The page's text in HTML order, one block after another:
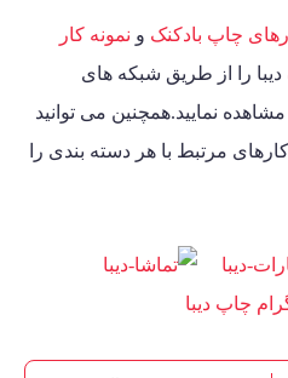
چاپ بادکنک و نمونه کار
دیبا را از طریق شبکه های
نمایید.همچنین می توانید
مرتبط با هر دسته بندی را